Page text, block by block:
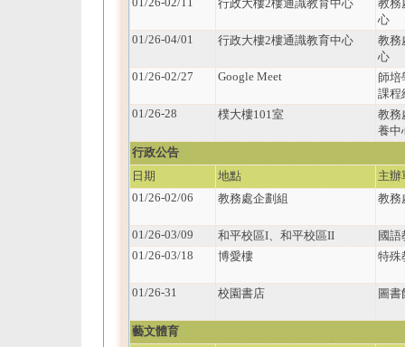
行政大樓2樓通識教育中心
教務
心
01/26-04/01
行政大樓2樓通識教育中心
教務
心
01/26-02/27
Google Meet
師培
課程
01/26-28
樸大樓101室
教務
養中
行政公告
日期
地點
主辦
01/26-02/06
教務處企劃組 教務
01/26-03/09 和平校區I、和平校區II
國語
01/26-03/18
博愛樓 特殊
01/26-31 校園書店 圖
藝文體育